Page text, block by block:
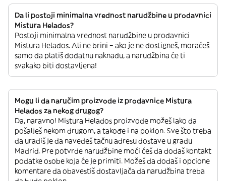
Da li postoji minimalna vrednost narudžbine u prodavnici
Mistura Helados?
Postoji minimalna vrednost narudžbine u prodavnici
Mistura Helados. Ali ne brini – ako je ne dostigneš, moraćeš
samo da platiš dodatnu naknadu, a narudžbina će ti
svakako biti dostavljena!
Mogu li da naručim proizvode iz prodavnice Mistura
Helados za nekog drugog?
Da, naravno! Mistura Helados proizvode možeš lako da
pošalješ nekom drugom, a takođe i na poklon. Sve što treba
da uradiš je da navedeš tačnu adresu dostave u gradu
Madrid. Pre potvrde narudžbine moći ćeš da dodaš kontakt
podatke osobe koja će je primiti. Možeš da dodaš i opcione
komentare da obavestiš dostavljača da narudžbina treba